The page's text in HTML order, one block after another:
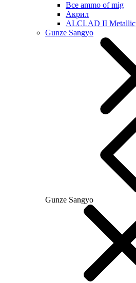
Все ammo of mig
Акрил
ALCLAD II Metallic
Gunze Sangyo
Gunze Sangyo